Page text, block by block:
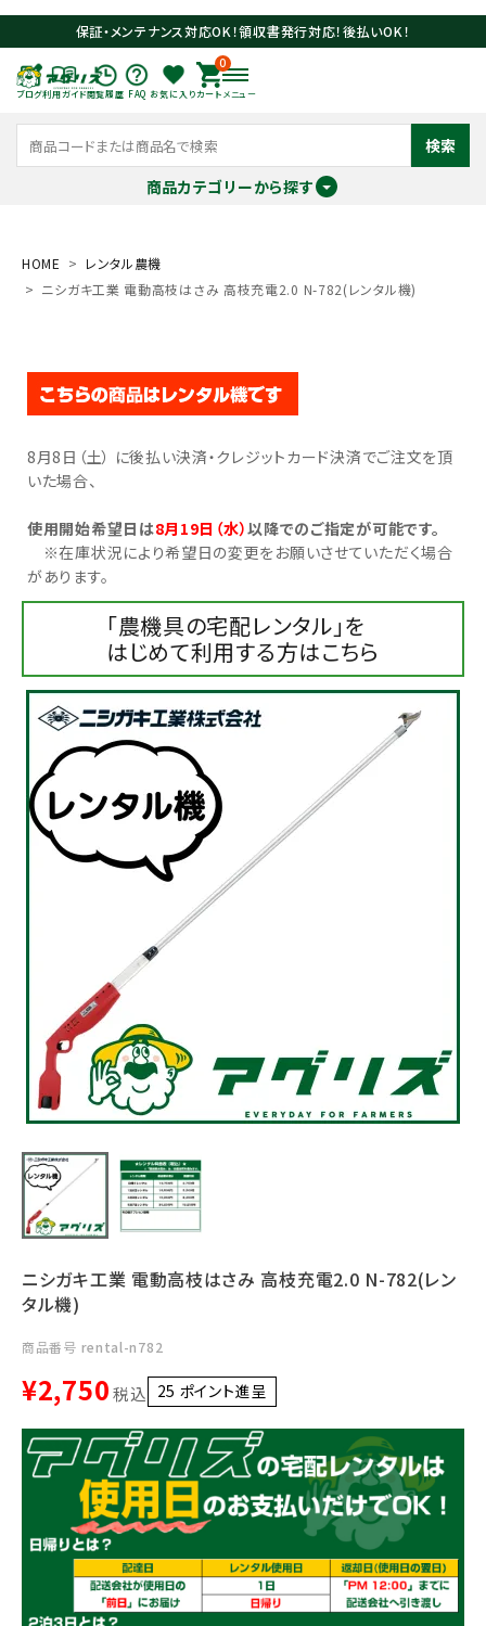
保証・メンテナンス対応OK！領収書発行対応！後払いOK！
ブログ利用ガイド閲覧履歴 FAQ お気に入り
0
カート メニュー
検索
商品カテゴリーから探す
meeting_room ログイン
お気に入り一覧
閲覧履歴一覧
農業資材
作業用品
補修部品
レンタル
利用ガイド
メールでのお問い合わせ
info@agriz.net
FAXでのご注文
0739-72-4532
HOME
レンタル農機
ニシガキ工業 電動高枝はさみ 高枝充電2.0 N-782(レンタル機)
8月8日（土） に後払い決済・クレジットカード決済でご注文を頂
いた場合、
使用開始希望日は8月19日（水）以降でのご指定が可能です。
※在庫状況により希望日の変更をお願いさせていただく場合
があります。
「農機具の宅配レンタル」を
はじめて利用する方はこちら
ニシガキ工業 電動高枝はさみ 高枝充電2.0 N-782(レン
タル機)
商品番号 rental-n782
¥2,750 税込 25 ポイント進呈 ]